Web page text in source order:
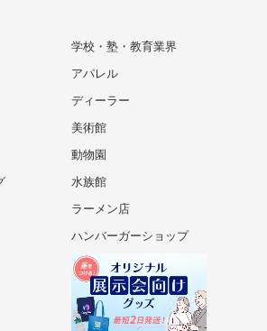
学校・塾・教育業界
アパレル
ディーラー
美術館
動物園
水族館
ラーメン店
ハンバーガーショップ